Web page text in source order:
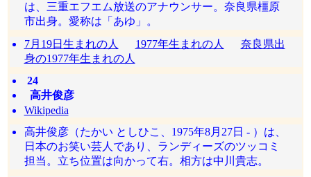
は、三重エフエム放送のアナウンサー。奈良県橿原
市出身。愛称は「あゆ」。
7月19日生まれの人
1977年生まれの人
奈良県出
身の1977年生まれの人
24
高井俊彦
Wikipedia
高井俊彦（たかい としひこ、1975年8月27日 - ）は、
日本のお笑い芸人であり、ランディーズのツッコミ
担当。立ち位置は向かって右。相方は中川貴志。